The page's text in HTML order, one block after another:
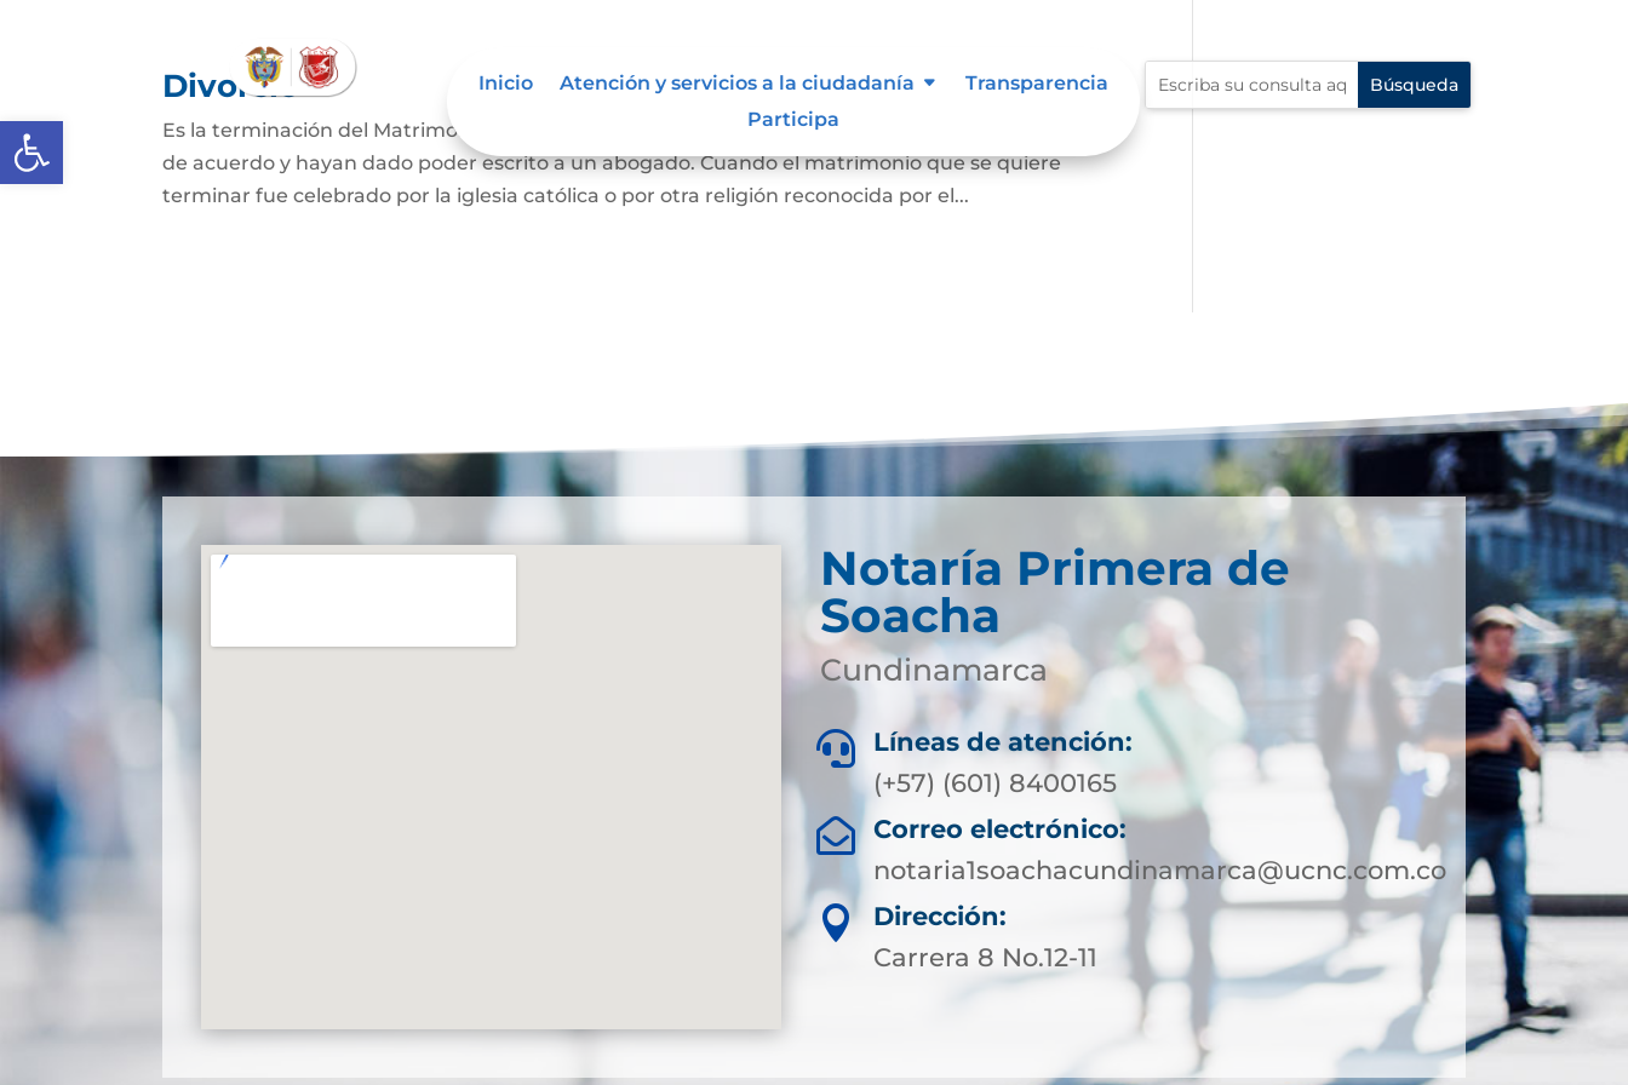
Abrir barra de herramientas
Inicio Atención y servicios a la ciudadanía
Transparencia
Participa
Divorcio
Es la terminación del Matrimonio Civil y se puede hace en notaría, siempre que las partes estén
de acuerdo y hayan dado poder escrito a un abogado. Cuando el matrimonio que se quiere
terminar fue celebrado por la iglesia católica o por otra religión reconocida por el...
Notaría Primera de
Soacha
Cundinamarca

Líneas de atención:
(+57) (601) 8400165

Correo electrónico:
notaria1soachacundinamarca@ucnc.com.co

Dirección:
Carrera 8 No.12-11